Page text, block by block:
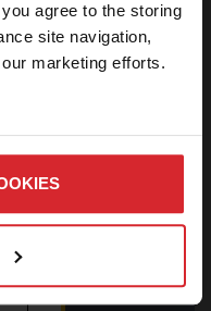
agree to the storing
site navigation,
marketing efforts.
2von 2